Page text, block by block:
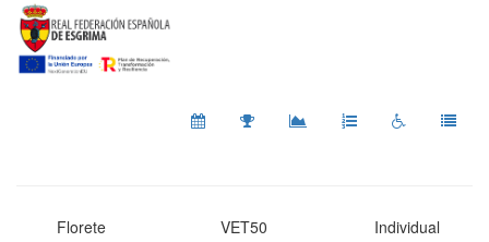
Florete VET50 Individual